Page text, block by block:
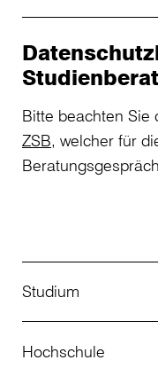
Bitte beachten Sie
ZSB, welcher für
Studium
Studienangebot
Hochschule